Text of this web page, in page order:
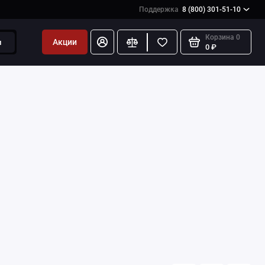
Поддержка 8 (800) 301-51-10
Акции
Корзина 0
0 ₽